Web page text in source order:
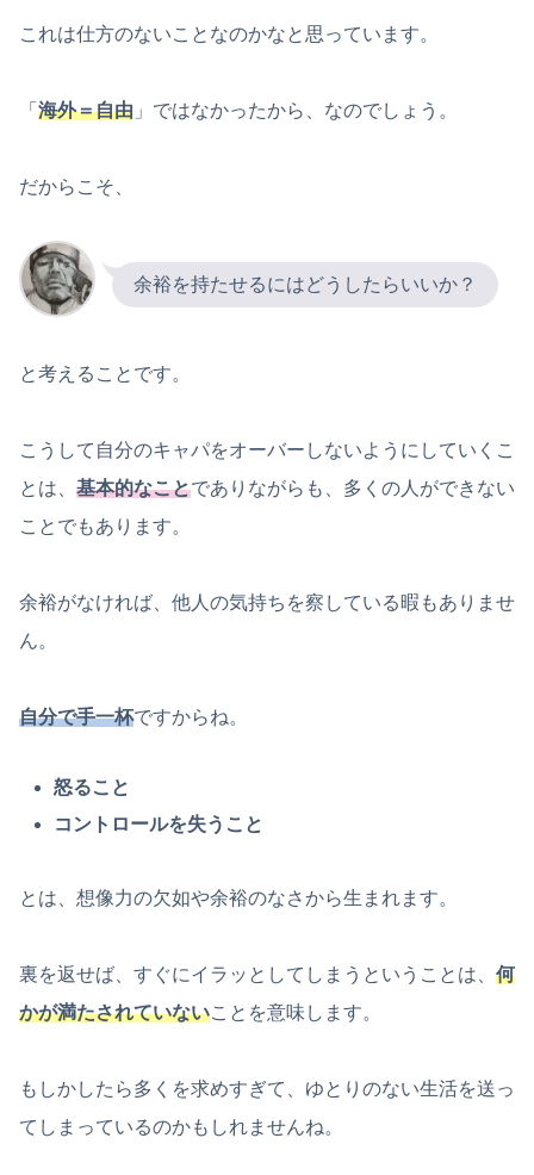
これは仕方のないことなのかなと思っています。
「 海外＝自由 」ではなかったから、なのでしょう。
だからこそ、
余裕を持たせるにはどうしたらいいか？
と考えることです。
こうして自分のキャパをオーバーしないようにしていくこ
とは、 基本的なことでありながらも、多くの人ができない
ことでもあります。
余裕がなければ、他人の気持ちを察している暇もありませ
ん。
自分で手一杯ですからね。
怒ること
コントロールを失うこと
とは、想像力の欠如や余裕のなさから生まれます。
裏を返せば、すぐにイラッとしてしまうということは、 何
かが満たされていないことを意味します。
もしかしたら多くを求めすぎて、ゆとりのない生活を送っ
てしまっているのかもしれませんね。